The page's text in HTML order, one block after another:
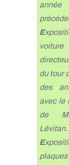
année
E
du tour
des
avec le
de
Lévitan.
E
plaques